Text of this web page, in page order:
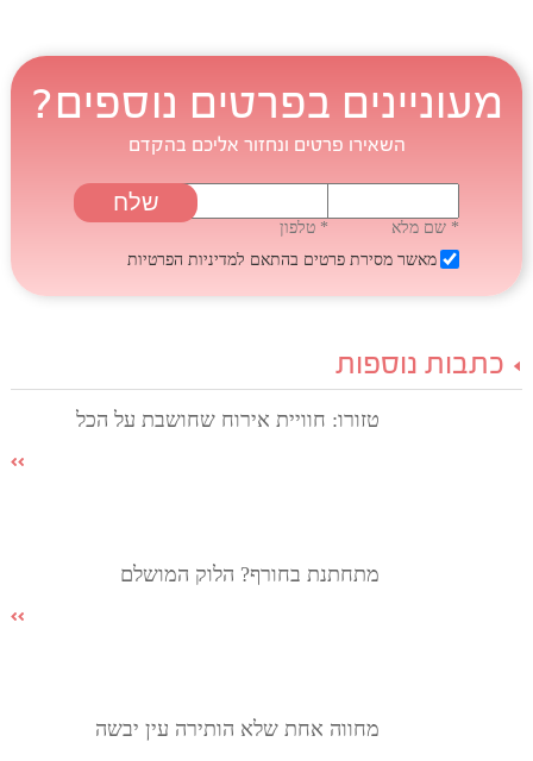
מעוניינים בפרטים נוספים?
השאירו פרטים ונחזור אליכם בהקדם
* שם מלא
* טלפון
מאשר מסירת פרטים בהתאם למדיניות הפרטיות
כתבות נוספות
טזורו: חוויית אירוח שחושבת על הכל
מתחתנת בחורף? הלוק המושלם
מחווה אחת שלא הותירה עין יבשה